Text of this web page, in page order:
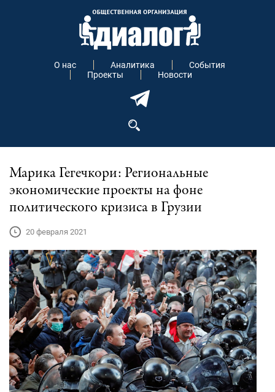
О нас Аналитика
События
Проекты
Новости
Марика Гегечкори: Региональные
экономические проекты на фоне
политического кризиса в Грузии
20 февраля 2021